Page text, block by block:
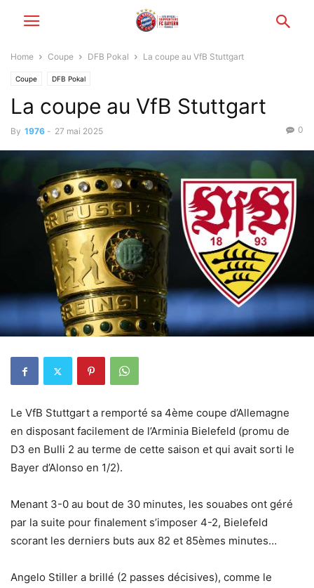
Home Coupe DFB Pokal La coupe au VfB Stuttgart
Coupe DFB Pokal
La coupe au VfB Stuttgart
By 1976 - 27 mai 2025 0
Le VfB Stuttgart a remporté sa 4ème coupe d’Allemagne
en disposant facilement de l’Arminia Bielefeld (promu de
D3 en Bulli 2 au terme de cette saison et qui avait sorti le
Bayer d’Alonso en 1/2).
Menant 3-0 au bout de 30 minutes, les souabes ont géré
par la suite pour finalement s’imposer 4-2, Bielefeld
scorant les derniers buts aux 82 et 85èmes minutes…
Angelo Stiller a brillé (2 passes décisives), comme le